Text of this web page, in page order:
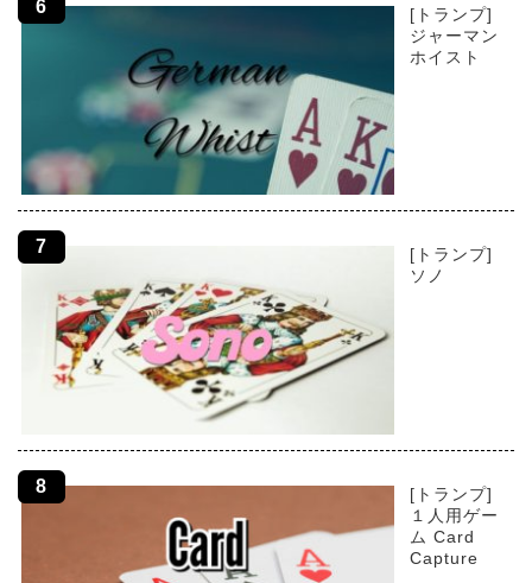
[トランプ]
ジャーマン
ホイスト
[トランプ]
ソノ
[トランプ]
１人用ゲー
ム Card
Capture